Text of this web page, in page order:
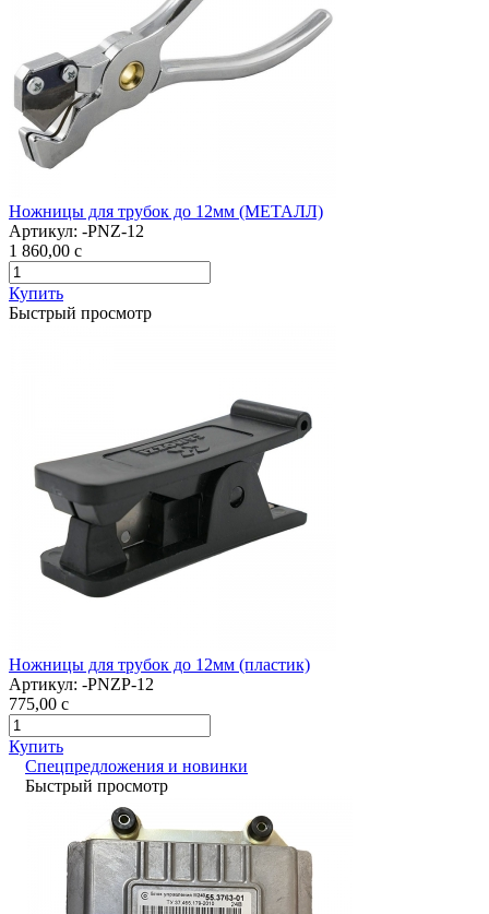
Ножницы для трубок до 12мм (МЕТАЛЛ)
Артикул: -PNZ-12
1 860,00 c
Купить
Быстрый просмотр
Ножницы для трубок до 12мм (пластик)
Артикул: -PNZP-12
775,00 c
Купить
Спецпредложения и новинки
Быстрый просмотр